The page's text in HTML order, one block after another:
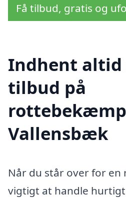
Få tilbud, gratis og
Indhent altid
tilbud på
Vallensbæk
Når du står over for
vigtigt at handle